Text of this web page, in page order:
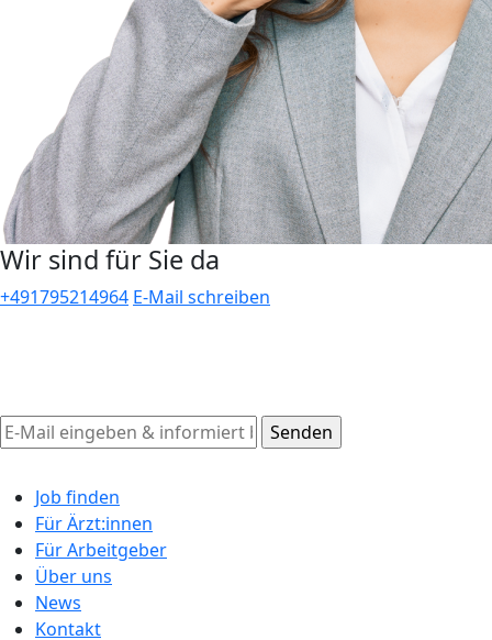
Wir sind für Sie da
+491795214964 E-Mail schreiben
Job finden
Für Ärzt:innen
Für Arbeitgeber
Über uns
News
Kontakt